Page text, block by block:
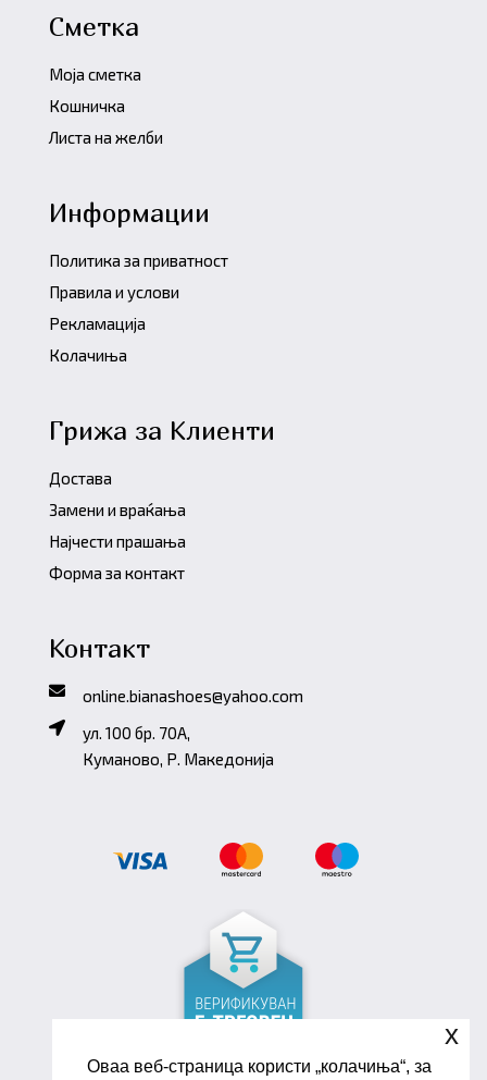
Сметка
Моја сметка
Кошничка
Листа на желби
Информации
Политика за приватност
Правила и услови
Рекламација
Колачиња
Грижа за Клиенти
Достава
Замени и враќања
Најчести прашања
Форма за контакт
Контакт
online.bianashoes@yahoo.com
ул. 100 бр. 70A,
Куманово, Р. Македонија
Оваа веб-страница користи „колачиња“, за
x